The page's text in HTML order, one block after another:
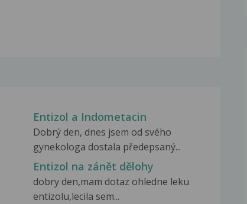
Entizol a Indometacin
Dobrý den, dnes jsem od svého
gynekologa dostala předepsaný...
Entizol na zánět dělohy
dobry den,mam dotaz ohledne leku
entizolu,lecila sem...